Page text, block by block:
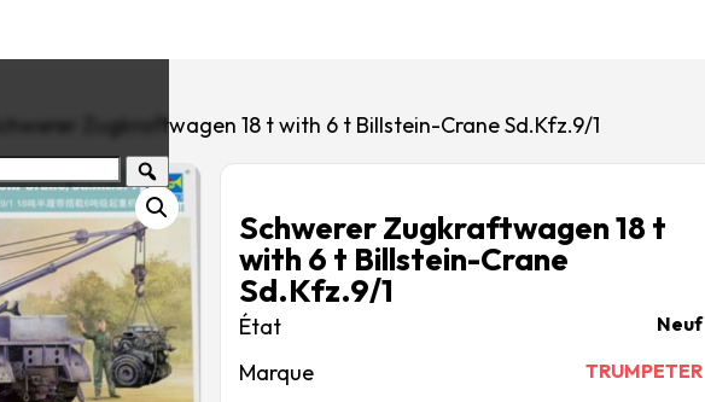
Zugkraftwagen 18 t with 6 t Billstein-Crane Sd.Kfz.9/1
Schwerer Zugkraftwagen 18 t
with 6 t Billstein-Crane
Sd.Kfz.9/1
Neuf
Marque TRUMPETER